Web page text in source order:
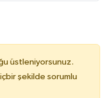
üstleniyorsunuz.
şekilde sorumlu